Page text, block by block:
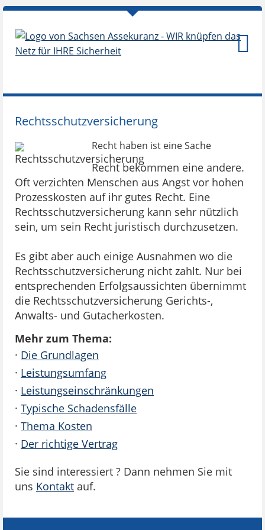
Rechtsschutzversicherung
Recht haben ist eine Sache
Recht bekommen eine andere.
Oft verzichten Menschen aus Angst vor hohen
Prozesskosten auf ihr gutes Recht. Eine
Rechtsschutzversicherung kann sehr nützlich
sein, um sein Recht juristisch durchzusetzen.
Es gibt aber auch einige Ausnahmen wo die
Rechtsschutzversicherung nicht zahlt. Nur bei
entsprechenden Erfolgsaussichten übernimmt
die Rechtsschutzversicherung Gerichts-,
Anwalts- und Gutacherkosten.
Mehr zum Thema:
· Die Grundlagen
· Leistungsumfang
· Leistungseinschränkungen
· Typische Schadensfälle
· Thema Kosten
· Der richtige Vertrag
Sie sind interessiert ? Dann nehmen Sie mit
uns Kontakt auf.